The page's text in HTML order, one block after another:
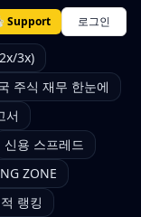
Support 로그인
3x)
주식 재무 한눈에
서
신용 스프레드
ZONE
랭킹